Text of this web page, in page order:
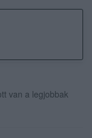
van a legjobbak